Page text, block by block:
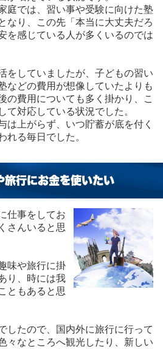
庭では、習い事や受験に向けた塾
なり、この先「本当に大丈夫だろ
を感じている人が多くいるのでは
をしていましたが、子どもの習い
などの費用が想像していたよりも
の費用についても多く掛かり、こ
て対応している状況でした。
は上がらず、いつ貯蓄が底を付く
れる毎日でした。
旅行にお金を使いたい
仕事をしてお
さんいると思
味や旅行に掛
り、時には我
ともあると思
したので、国内外に旅行に行って
々なところへ観光したり、新しい